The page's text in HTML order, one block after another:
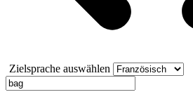
Zielsprache auswählen